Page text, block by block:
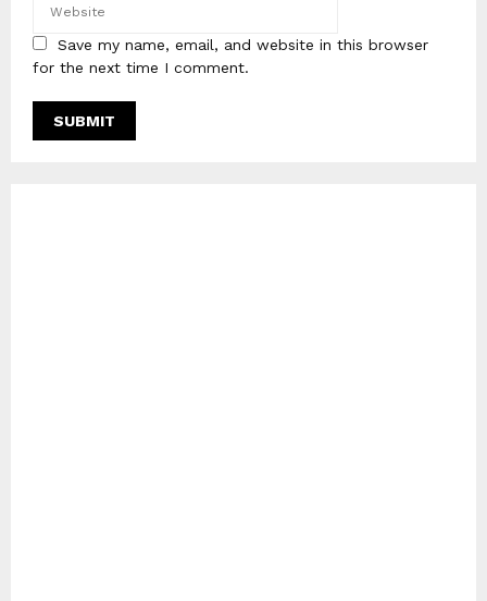
Save my name, email, and website in this browser
for the next time I comment.